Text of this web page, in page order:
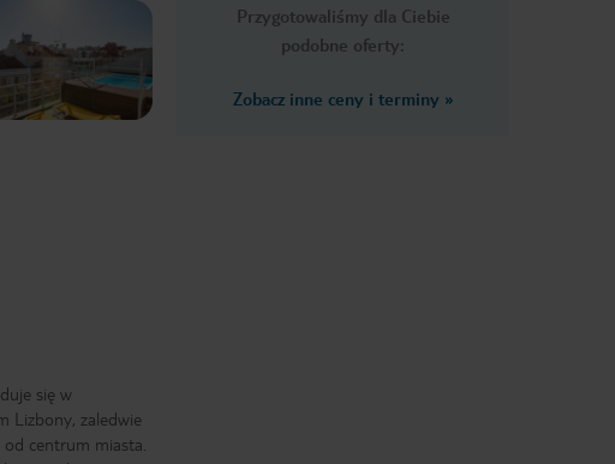
Przygotowaliśmy dla Ciebie
podobne oferty:
Zobacz inne ceny i terminy »
Next slide
się w
Lizbony, zaledwie
centrum miasta.